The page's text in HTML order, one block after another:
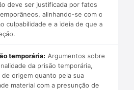
deve ser justificada por fatos
alinhando-se com o
culpabilidade e a ideia de que a
temporária: Argumentos sobre
da prisão temporária,
origem quanto pela sua
material com a presunção de